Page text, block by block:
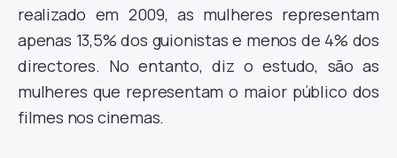
realizado em 2009, as mulheres representam
apenas 13,5% dos guionistas e menos de 4% dos
directores. No entanto, diz o estudo, são as
mulheres que representam o maior público dos
filmes nos cinemas.